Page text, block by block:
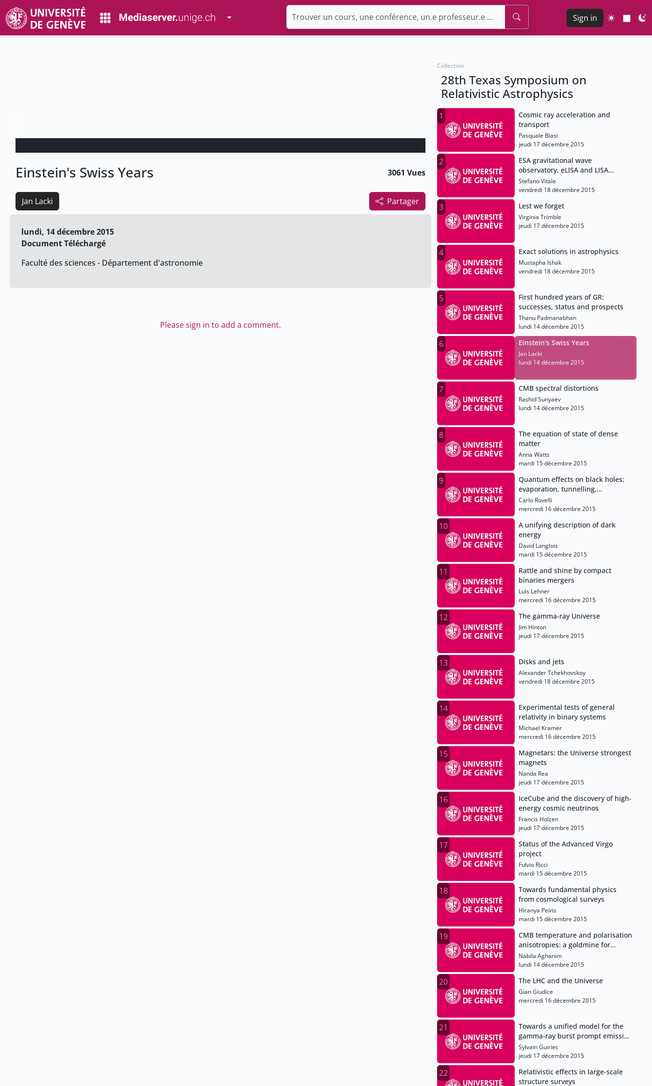
Toggle Dropdown Sign in
Einstein's Swiss Years 3061 Vues
Partager
Jan Lacki
lundi, 14 décembre 2015
Document Téléchargé
Faculté des sciences - Département d'astronomie
Please sign in to add a comment.
Collection
28th Texas Symposium on
Relativistic Astrophysics
1
Cosmic ray acceleration and
transport
Pasquale Blasi
jeudi 17 décembre 2015
2
ESA gravitational wave
observatory, eLISA and LISA
Pathfinder
Stefano Vitale
vendredi 18 décembre 2015
3 Lest we forget
Virginia Trimble
jeudi 17 décembre 2015
4 Exact solutions in astrophysics
Mustapha Ishak
vendredi 18 décembre 2015
5
First hundred years of GR:
successes, status and prospects
Thanu Padmanabhan
lundi 14 décembre 2015
6 Einstein's Swiss Years
Jan Lacki
lundi 14 décembre 2015
7 CMB spectral distortions
Rashid Sunyaev
lundi 14 décembre 2015
8
The equation of state of dense
matter
Anna Watts
mardi 15 décembre 2015
9
Quantum effects on black holes:
evaporation, tunnelling,
information leak. Anything
observable ?
Carlo Rovelli
mercredi 16 décembre 2015
10
A unifying description of dark
energy
David Langlois
mardi 15 décembre 2015
11
Rattle and shine by compact
binaries mergers
Luis Lehner
mercredi 16 décembre 2015
12 The gamma-ray Universe
Jim Hinton
jeudi 17 décembre 2015
13 Disks and jets
Alexander Tchekhovskoy
vendredi 18 décembre 2015
14
Experimental tests of general
relativity in binary systems
Michael Kramer
mercredi 16 décembre 2015
15
Magnetars: the Universe strongest
magnets
Nanda Rea
jeudi 17 décembre 2015
16
IceCube and the discovery of high-
energy cosmic neutrinos
Francis Holzen
jeudi 17 décembre 2015
17
Status of the Advanced Virgo
project
Fulvio Ricci
mardi 15 décembre 2015
18
Towards fundamental physics
from cosmological surveys
Hiranya Peiris
mardi 15 décembre 2015
19
CMB temperature and polarisation
anisotropies: a goldmine for
cosmology
Nabila Aghanim
lundi 14 décembre 2015
20 The LHC and the Universe
Gian Giudice
mercredi 16 décembre 2015
21
Towards a unified model for the
gamma-ray burst prompt emission
& a new luminosity-hardness
relation for cosmology
Sylvain Guiriec
jeudi 17 décembre 2015
22
Relativistic effects in large-scale
structure surveys